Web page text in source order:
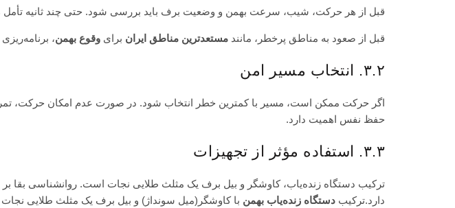
قبل از هر حرکت، شیب، سرعت بهمن و وضعیت برف باید بررسی شود. حتی چند ثانیه تأمل
قبل از صعود به مناطق پرخطر، مانند مستعدترین مناطق ایران برای وقوع بهمن،
۳.۲. انتخاب مسیر امن
اگر حرکت ممکن است، مسیر با کمترین خطر انتخاب شود. در صورت عدم امکان حرکت،
حفظ نفس اهمیت دارد.
۳.۳. استفاده مؤثر از تجهیزات
ترکیب دستگاه زنده‌یاب، کاوشگر و بیل برف یک مثلث طلایی نجات است. روانشناسی بقا بر
دارد.ترکیب دستگاه زنده‌یاب بهمن با کاوشگر(میل سونداژ) و بیل برف یک مثلث طلایی